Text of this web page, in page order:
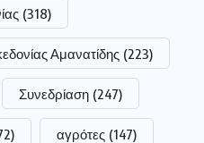
(318)
Αμανατίδης (223)
Συνεδρίαση (247)
αγρότες (147)